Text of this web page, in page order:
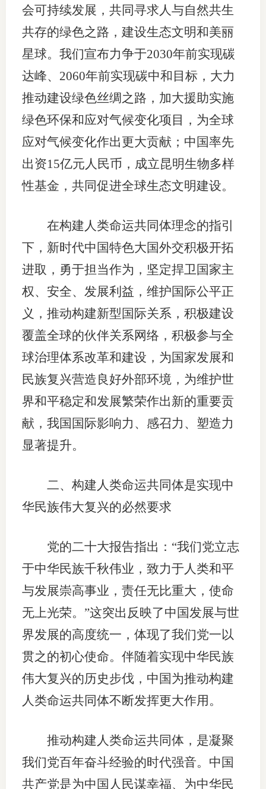
会可持续发展，共同寻求人与自然共生
共存的绿色之路，建设生态文明和美丽
星球。我们宣布力争于2030年前实现碳
达峰、2060年前实现碳中和目标，大力
推动建设绿色丝绸之路，加大援助实施
绿色环保和应对气候变化项目，为全球
应对气候变化作出更大贡献；中国率先
出资15亿元人民币，成立昆明生物多样
性基金，共同促进全球生态文明建设。
在构建人类命运共同体理念的指引
下，新时代中国特色大国外交积极开拓
进取，勇于担当作为，坚定捍卫国家主
权、安全、发展利益，维护国际公平正
义，推动构建新型国际关系，积极建设
覆盖全球的伙伴关系网络，积极参与全
球治理体系改革和建设，为国家发展和
民族复兴营造良好外部环境，为维护世
界和平稳定和发展繁荣作出新的重要贡
献，我国国际影响力、感召力、塑造力
显著提升。
二、构建人类命运共同体是实现中
华民族伟大复兴的必然要求
党的二十大报告指出：“我们党立志
于中华民族千秋伟业，致力于人类和平
与发展崇高事业，责任无比重大，使命
无上光荣。”这突出反映了中国发展与世
界发展的高度统一，体现了我们党一以
贯之的初心使命。伴随着实现中华民族
伟大复兴的历史步伐，中国为推动构建
人类命运共同体不断发挥更大作用。
推动构建人类命运共同体，是凝聚
我们党百年奋斗经验的时代强音。中国
共产党是为中国人民谋幸福、为中华民